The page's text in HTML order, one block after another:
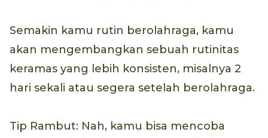
Semakin kamu rutin berolahraga, kamu
akan mengembangkan sebuah rutinitas
keramas yang lebih konsisten, misalnya 2
hari sekali atau segera setelah berolahraga.
Tip Rambut: Nah, kamu bisa mencoba